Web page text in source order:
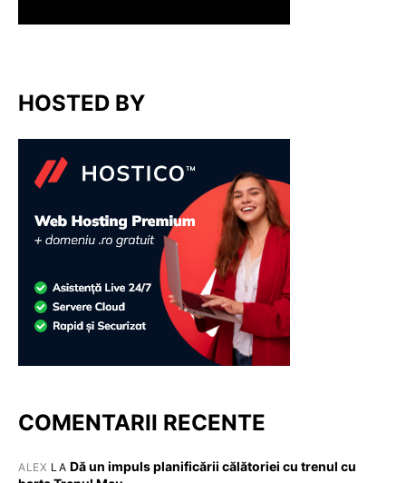
HOSTED BY
COMENTARII RECENTE
ALEX LA Dă un impuls planificării călătoriei cu trenul cu